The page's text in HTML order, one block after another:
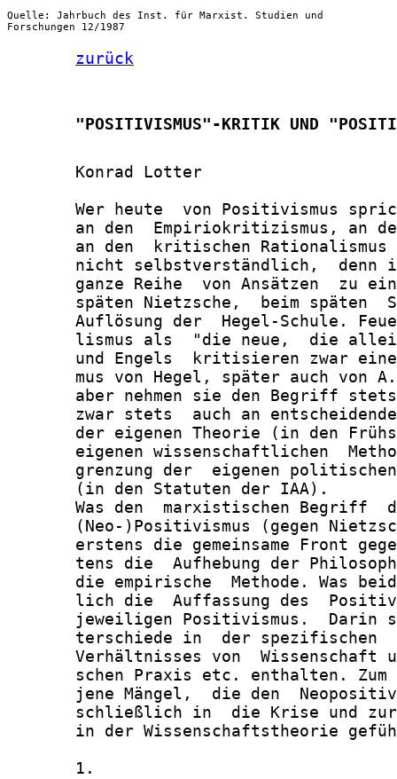
Quelle: Jahrbuch des Inst. für Marxist. Studien und
Forschungen 12/1987
zurück
"POSITIVISMUS"-KRITIK UND